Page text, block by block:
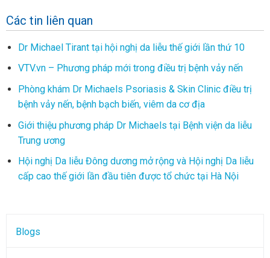
Blogs
Các tin liên quan
Dr Michael Tirant tại hội nghị da liễu thế giới lần thứ 10
VTV.vn – Phương pháp mới trong điều trị bệnh vảy nến
Phòng khám Dr Michaels Psoriasis & Skin Clinic điều trị
bệnh vảy nến, bệnh bạch biến, viêm da cơ địa
Giới thiệu phương pháp Dr Michaels tại Bệnh viện da liễu
Trung ương
Hội nghị Da liễu Đông dương mở rộng và Hội nghị Da liễu
cấp cao thế giới lần đầu tiên được tổ chức tại Hà Nội